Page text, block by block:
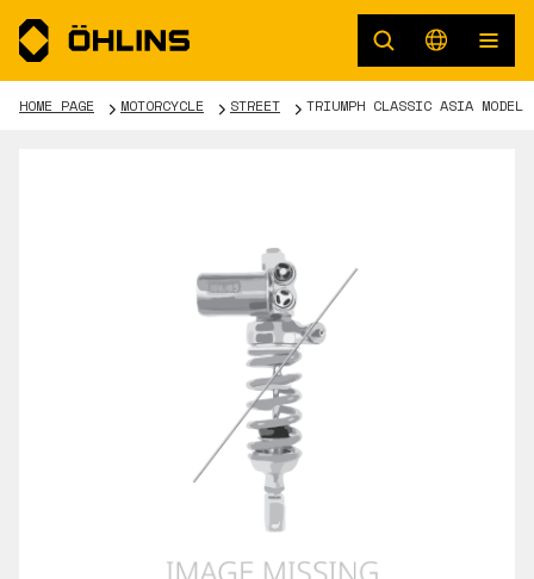
HOME PAGE MOTORCYCLE STREET TRIUMPH CLASSIC ASIA MODEL